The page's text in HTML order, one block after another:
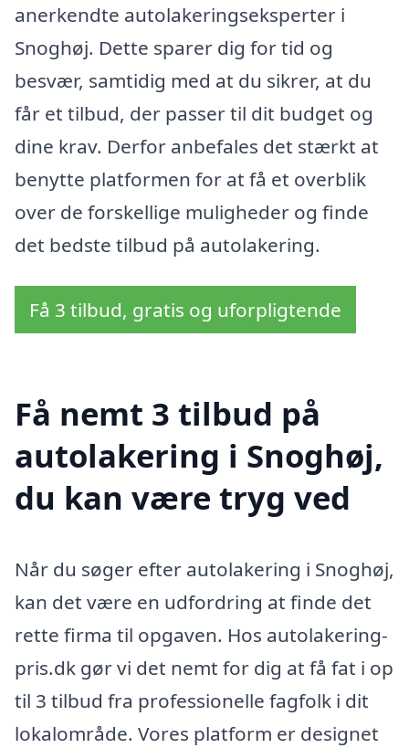
anerkendte autolakeringseksperter i
Snoghøj. Dette sparer dig for tid og
besvær, samtidig med at du sikrer, at du
får et tilbud, der passer til dit budget og
dine krav. Derfor anbefales det stærkt at
benytte platformen for at få et overblik
over de forskellige muligheder og finde
det bedste tilbud på autolakering.
Få 3 tilbud, gratis og uforpligtende
Få nemt 3 tilbud på
autolakering i Snoghøj,
du kan være tryg ved
Når du søger efter autolakering i Snoghøj,
kan det være en udfordring at finde det
rette firma til opgaven. Hos autolakering-
pris.dk gør vi det nemt for dig at få fat i op
til 3 tilbud fra professionelle fagfolk i dit
lokalområde. Vores platform er designet